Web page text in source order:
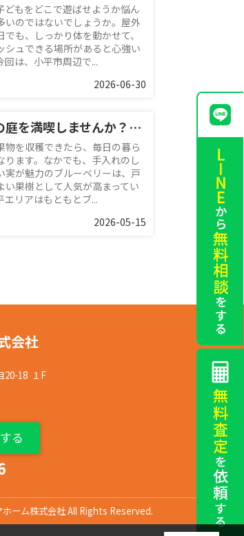
どもをどこで遊ばせようか悩ん
いのではないでしょうか。屋外
も、しっかり体を動かせて、
シュできる場所があると心強い
回は、小平市周辺で...
2026-06-30
小平で戸建ての庭を満喫しませんか？ブルーベリー栽培で季節の果物収穫を楽しむ暮らし
物を収穫できたら、毎日の暮ら
ります。なかでも、手入れのし
実が魅力のブルーベリーは、戸
い果樹として人気が高まってい
エリアはもともとブ...
2026-05-15
会社
20-18 １F
る
ーム株式会社 All Rights Reserved.